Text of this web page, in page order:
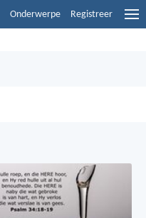
Onderwerpe Registreer